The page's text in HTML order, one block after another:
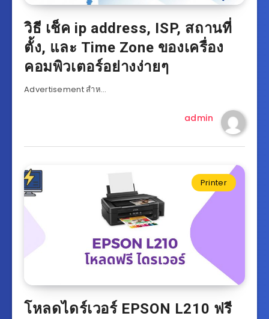
วิธี เช็ค ip address, ISP, สถานที่
ตั้ง, และ Time Zone ของเครื่อง
คอมพิวเตอร์อย่างง่ายๆ
Advertisement สำห…
admin
Printer
โหลดไดร์เวอร์ EPSON L210 ฟรี